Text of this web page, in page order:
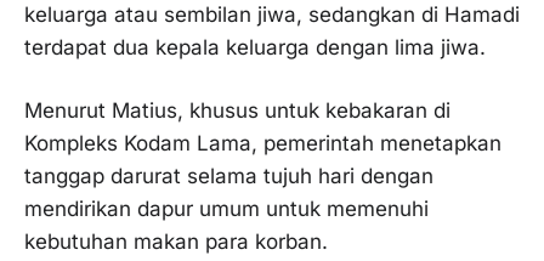
keluarga atau sembilan jiwa, sedangkan di Hamadi
terdapat dua kepala keluarga dengan lima jiwa.
Menurut Matius, khusus untuk kebakaran di
Kompleks Kodam Lama, pemerintah menetapkan
tanggap darurat selama tujuh hari dengan
mendirikan dapur umum untuk memenuhi
kebutuhan makan para korban.